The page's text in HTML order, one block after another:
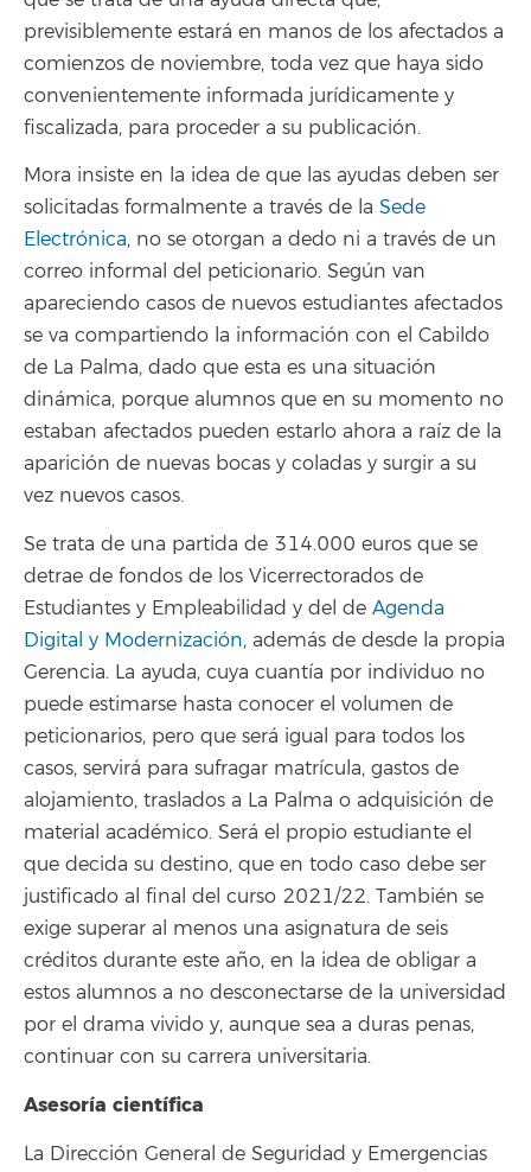
previsiblemente estará en manos de los afectados a
comienzos de noviembre, toda vez que haya sido
convenientemente informada jurídicamente y
fiscalizada, para proceder a su publicación.
Mora insiste en la idea de que las ayudas deben ser
solicitadas formalmente a través de la Sede
Electrónica, no se otorgan a dedo ni a través de un
correo informal del peticionario. Según van
apareciendo casos de nuevos estudiantes afectados
se va compartiendo la información con el Cabildo
de La Palma, dado que esta es una situación
dinámica, porque alumnos que en su momento no
estaban afectados pueden estarlo ahora a raíz de la
aparición de nuevas bocas y coladas y surgir a su
vez nuevos casos.
Se trata de una partida de 314.000 euros que se
detrae de fondos de los Vicerrectorados de
Estudiantes y Empleabilidad y del de Agenda
Digital y Modernización, además de desde la propia
Gerencia. La ayuda, cuya cuantía por individuo no
puede estimarse hasta conocer el volumen de
peticionarios, pero que será igual para todos los
casos, servirá para sufragar matrícula, gastos de
alojamiento, traslados a La Palma o adquisición de
material académico. Será el propio estudiante el
que decida su destino, que en todo caso debe ser
justificado al final del curso 2021/22. También se
exige superar al menos una asignatura de seis
créditos durante este año, en la idea de obligar a
estos alumnos a no desconectarse de la universidad
por el drama vivido y, aunque sea a duras penas,
continuar con su carrera universitaria.
Asesoría científica
La Dirección General de Seguridad y Emergencias